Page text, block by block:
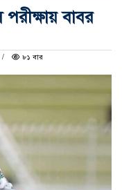
বাবর
৮১ বার